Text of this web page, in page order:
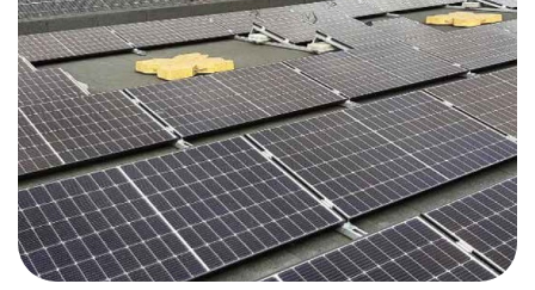
Deze punten zijn gebaseerd op onze
bestuurservaring, wat we van de mensen horen, wat
we ook in andere gemeenten zien werken, … en nog
zoveel meer. Dit is dus geen programma dat plots uit
de lucht is komen vallen of dat we op een zomeravond
bij elkaar hebben bedacht. Uiteraard is een
programma slechts een momentopname. Zo moet het
beleid mogelijk worden bijgestuurd wanneer zich de
komende jaren onvoorziene gebeurtenissen